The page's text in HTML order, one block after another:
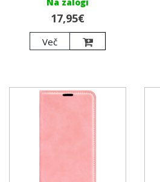
Na zalogi
17,95€
Več